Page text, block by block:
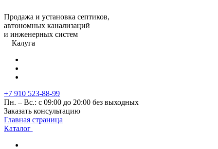
Продажа и установка септиков,
автономных канализаций
и инженерных систем
Калуга
+7 910 523-88-99
Пн. – Вс.: с 09:00 до 20:00 без выходных
Заказать консультацию
Главная страница
Каталог